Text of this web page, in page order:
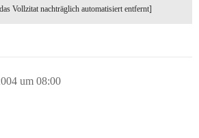
Vollzitat nachträglich automatisiert entfernt]
um 08:00